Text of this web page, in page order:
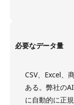
必要なデータ量
CSV、Excel、
ある。弊社の
に自動的に正